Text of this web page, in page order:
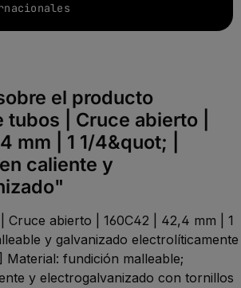
el producto
| Cruce abierto |
mm | 1 1/4&quot; |
caliente y
Cruce abierto | 160C42 | 42,4 mm | 1
y galvanizado electrolíticamente
Material: fundición malleable;
y electrogalvanizado con tornillos